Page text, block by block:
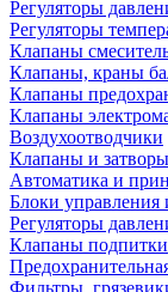
Регуляторы
Регуляторы
Клапаны
Клапаны, краны
Клапаны
Клапаны
Воздухоотводчики
Клапаны и
Автоматика и
Блоки управления
Регуляторы
Клапаны подпитки
Фильтры,